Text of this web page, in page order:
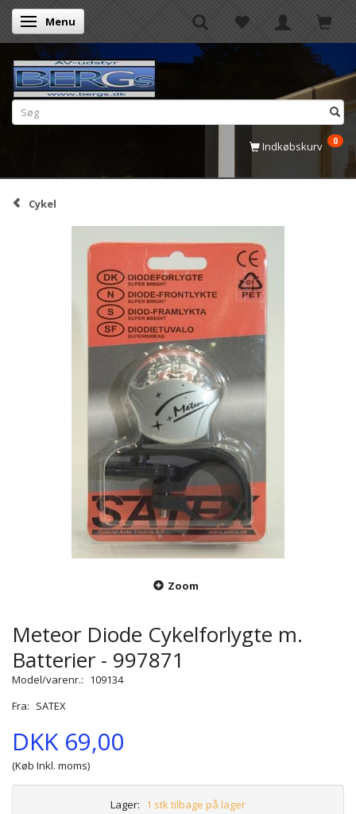
Skifte navigation
Menu
Indkøbskurv 0
Cykel
Zoom
Meteor Diode Cykelforlygte m.
Batterier - 997871
Model/varenr.: 109134
Fra: SATEX
DKK 69,00
(Køb Inkl. moms)
Lager: 1 stk tilbage på lager